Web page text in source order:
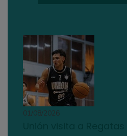
01/08/2026